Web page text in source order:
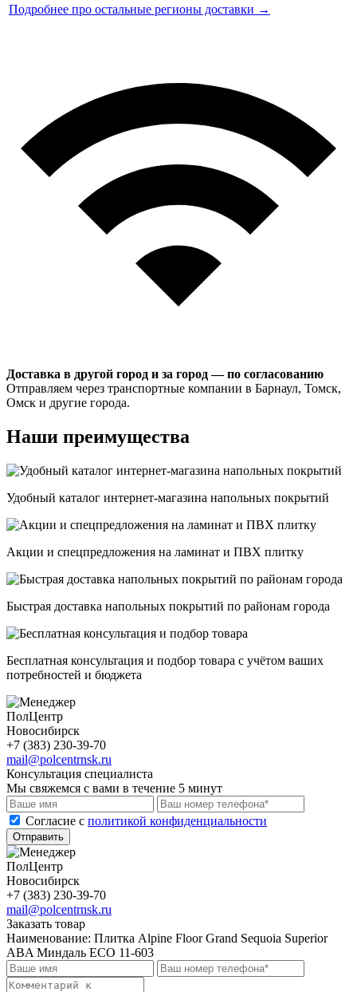
Подробнее про остальные регионы доставки →
Доставка в другой город и за город — по согласованию
Отправляем через транспортные компании в Барнаул, Томск,
Омск и другие города.
Наши преимущества
Удобный каталог интернет-магазина напольных покрытий
Акции и спецпредложения на ламинат и ПВХ плитку
Быстрая доставка напольных покрытий по районам города
Бесплатная консультация и подбор товара с учётом ваших
потребностей и бюджета
ПолЦентр
Новосибирск
+7 (383) 230-39-70
mail@polcentrnsk.ru
Консультация специалиста
Мы свяжемся с вами в течение 5 минут
Cогласие с политикой конфиденциальности
Отправить
ПолЦентр
Новосибирск
+7 (383) 230-39-70
mail@polcentrnsk.ru
Заказать товар
Наименование: Плитка Alpine Floor Grand Sequoia Superior
ABA Миндаль ECO 11-603